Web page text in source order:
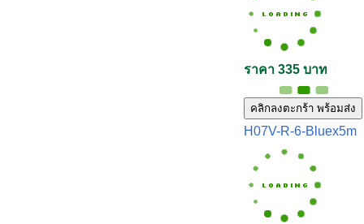
ราคา 335 บาท
คลิกลงตะกร้า พร้อมส่ง
H07V-R-6-Bluex5m